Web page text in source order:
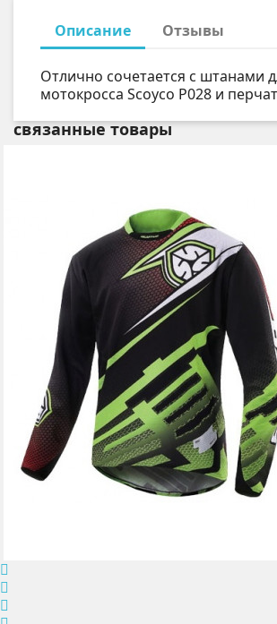
Описание Отзывы
Отлично сочетается с штанами
мотокросса Scoyco P028 и
связанные товары